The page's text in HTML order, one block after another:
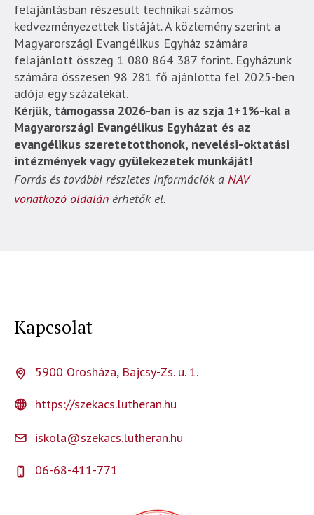
felajánlásban részesült technikai számos
kedvezményezettek listáját. A közlemény szerint a
Magyarországi Evangélikus Egyház számára
felajánlott összeg 1 080 864 387 forint. Egyházunk
számára összesen 98 281 fő ajánlotta fel 2025-ben
adója egy százalékát.
Kérjük, támogassa 2026-ban is az szja 1+1%-kal a
Magyarországi Evangélikus Egyházat és az
evangélikus szeretetotthonok, nevelési-oktatási
intézmények vagy gyülekezetek munkáját!
Forrás és további részletes információk a NAV
vonatkozó oldalán érhetők el.
Kapcsolat
5900 Orosháza, Bajcsy-Zs. u. 1.
https://szekacs.lutheran.hu
iskola@szekacs.lutheran.hu
06-68-411-771